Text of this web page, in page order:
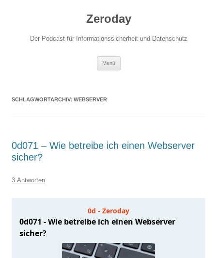
Zeroday
Der Podcast für Informationssicherheit und Datenschutz
Menü
SCHLAGWORTARCHIV: WEBSERVER
0d071 – Wie betreibe ich einen Webserver
sicher?
3 Antworten